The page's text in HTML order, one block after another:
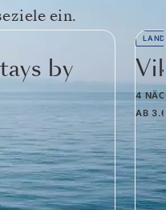
ein.
by
4
AB